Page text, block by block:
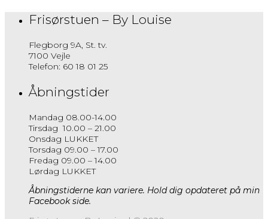
Frisørstuen – By Louise
Flegborg 9A, St. tv.
7100 Vejle
Telefon: 60 18 01 25
Åbningstider
Mandag 08.00-14.00
Tirsdag 10.00 – 21.00
Onsdag LUKKET
Torsdag 09.00 – 17.00
Fredag 09.00 – 14.00
Lørdag LUKKET
Åbningstiderne kan variere. Hold dig opdateret på min
Facebook side.